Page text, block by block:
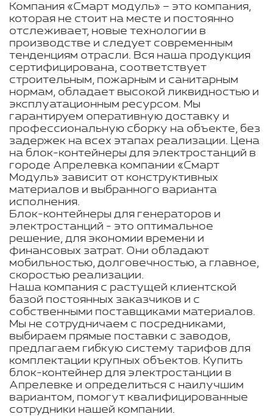
Компания «Смарт модуль» – это компания,
которая не стоит на месте и постоянно
отслеживает, новые технологии в
производстве и следует современным
тенденциям отрасли. Вся наша продукция
сертифицирована, соответствует
строительным, пожарным и санитарным
нормам, обладает высокой ликвидностью и
эксплуатационным ресурсом. Мы
гарантируем оперативную доставку и
профессиональную сборку на объекте, без
задержек на всех этапах реализации. Цена
на блок-контейнеры для электростанций в
городе Апрелевка компании «Смарт
Модуль» зависит от конструктивных
материалов и выбранного варианта
исполнения.
Блок-контейнеры для генераторов и
электростанций - это оптимальное
решение, для экономии времени и
финансовых затрат. Они обладают
мобильностью, долговечностью, а главное,
скоростью реализации.
Наша компания с растущей клиентской
базой постоянных заказчиков и с
собственными поставщиками материалов.
Мы не сотрудничаем с посредниками,
выбираем прямые поставки с заводов,
предлагаем гибкую систему тарифов для
комплектации крупных объектов. Купить
блок-контейнер для электростанции в
Апрелевке и определиться с наилучшим
вариантом, помогут квалифицированные
сотрудники нашей компании.